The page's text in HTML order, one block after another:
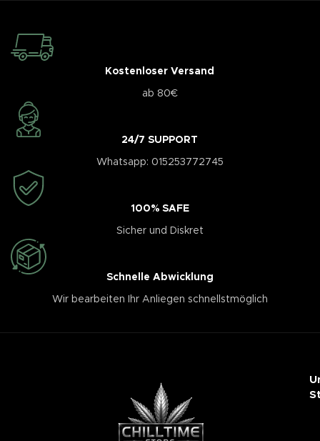
Kostenloser Versand
ab 80€
24/7 SUPPORT
Whatsapp: 015253772745
100% SAFE
Sicher und Diskret
Schnelle Abwicklung
Wir bearbeiten Ihr Anliegen schnellstmöglich